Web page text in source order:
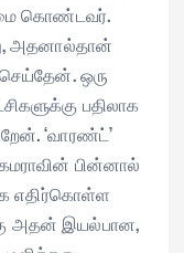
கொண்டவர்.
அதனால்தான்
ஒரு
பதிலாக
‘வாரண்ட்’
பின்னால்
எதிர்கொள்ள
அதன் இயல்பான,